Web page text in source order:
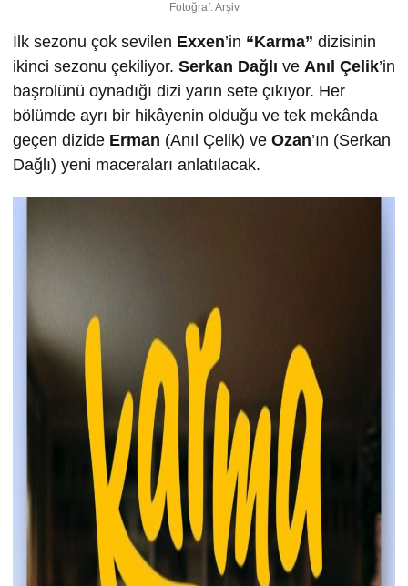
Fotoğraf: Arşiv
İlk sezonu çok sevilen Exxen’in “Karma” dizisinin
ikinci sezonu çekiliyor. Serkan Dağlı ve Anıl Çelik’in
başrolünü oynadığı dizi yarın sete çıkıyor. Her
bölümde ayrı bir hikâyenin olduğu ve tek mekânda
geçen dizide Erman (Anıl Çelik) ve Ozan’ın (Serkan
Dağlı) yeni maceraları anlatılacak.